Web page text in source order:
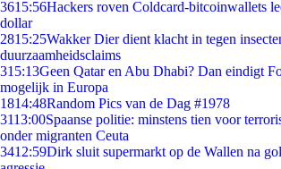
3615:56Hackers roven Coldcard-bitcoinwallets
dollar
2815:25Wakker Dier dient klacht in tegen
duurzaamheidsclaims
315:13Geen Qatar en Abu Dhabi? Dan eindigt
mogelijk in Europa
1814:48Random Pics van de Dag #1978
3113:00Spaanse politie: minstens tien voor
onder migranten Ceuta
3412:59Dirk sluit supermarkt op de Wallen na